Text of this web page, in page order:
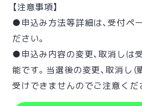
【注意事項】
●申込み方法等詳細は、受付ペ
ださい。
●申込み内容の変更、取消しは
能です。当選後の変更、取消し（
受けできませんのでご注意くだ